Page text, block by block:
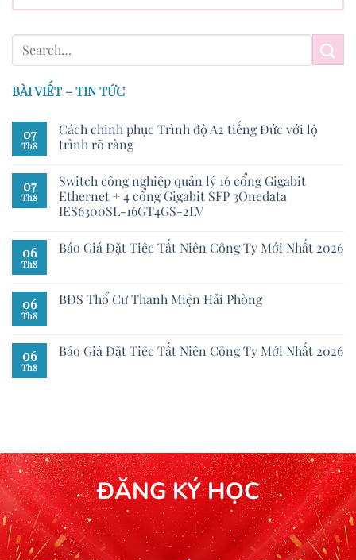
BÀI VIẾT – TIN TỨC
07
Th8
Cách chinh phục Trình độ A2 tiếng Đức với lộ
trình rõ ràng
07
Th8
Switch công nghiệp quản lý 16 cổng Gigabit
Ethernet + 4 cổng Gigabit SFP 3Onedata
IES6300SL-16GT4GS-2LV
06
Th8
Báo Giá Đặt Tiệc Tất Niên Công Ty Mới Nhất 2026
06
Th8
BĐS Thổ Cư Thanh Miện Hải Phòng
06
Th8
Báo Giá Đặt Tiệc Tất Niên Công Ty Mới Nhất 2026
ĐĂNG KÝ HỌC